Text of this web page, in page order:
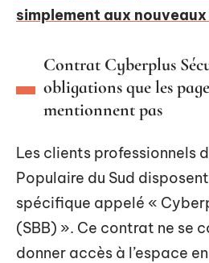
simplement aux
Contrat Cyberplus
obligations que les
mentionnent pas
Les clients professionnels
Populaire du Sud
spécifique appelé «
(SBB) ». Ce contrat ne se
donner accès à l’espace